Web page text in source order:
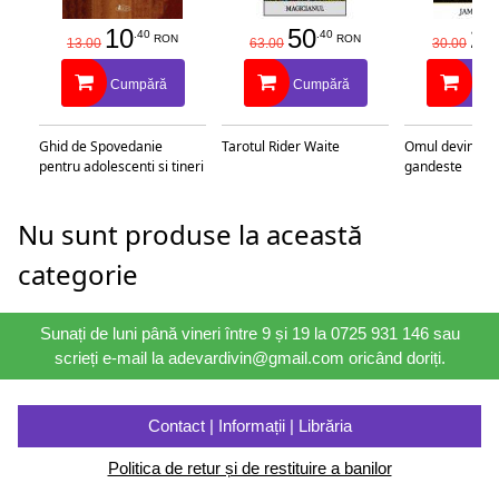
13.00 10.40 RON
Cumpără
Ghid de Spovedanie
pentru adolescenti si tineri
63.00 50.40 RON
Cumpără
Tarotul Rider Waite
30.00 25
Omul devine
gandeste
Nu sunt produse la această
categorie
Sunați de luni până vineri între 9 și 19 la 0725 931 146 sau
scrieți e-mail la adevardivin@gmail.com oricând doriți.
Contact | Informații | Librăria
Politica de retur și de restituire a banilor